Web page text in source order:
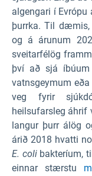
algengari í
þurrka. Til
og á árunum
sveitarfélög
því að sjá
vatnsgeymum
veg fyrir
heilsufarsleg áhrif
langur þurr álög
árið 2018 hvatti
E. colibakteríum,
einnar stærstu